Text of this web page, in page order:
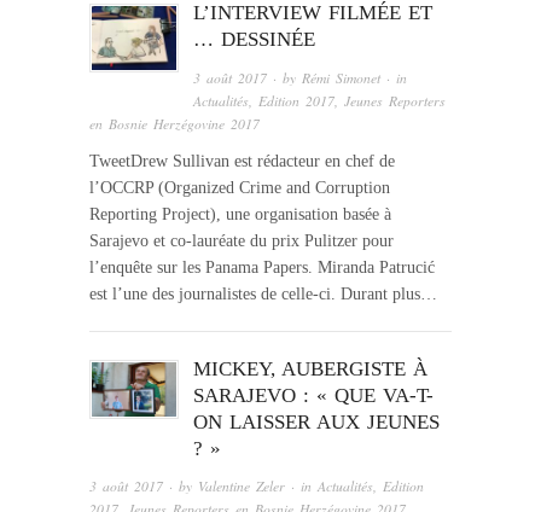
L’INTERVIEW FILMÉE ET
… DESSINÉE
3 août 2017 · by Rémi Simonet · in
Actualités
Edition 2017 ,Jeunes Reporters
en Bosnie Herzégovine 2017
TweetDrew Sullivan est rédacteur en chef de
l’OCCRP (Organized Crime and Corruption
Reporting Project), une organisation basée à
Sarajevo et co-lauréate du prix Pulitzer pour
l’enquête sur les Panama Papers. Miranda Patrucić
est l’une des journalistes de celle-ci. Durant plus…
MICKEY, AUBERGISTE À
SARAJEVO : « QUE VA-T-
ON LAISSER AUX JEUNES
? »
3 août 2017 · by Valentine Zeler · in Actualités, Edition